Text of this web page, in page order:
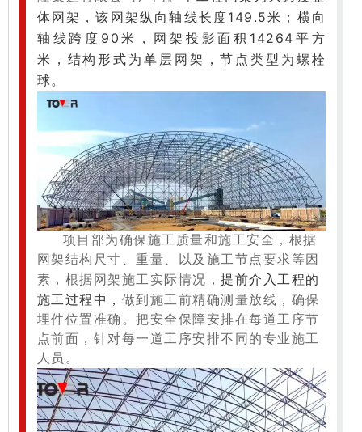
体网架，该网架纵向轴线长度149.5米； 横向
轴线跨度90米，网架投影面积14264平方
米， 结构形式为单层网架，节点类型为螺栓
球。
项目部为确保施工质量和施工安全，根据
网架结构尺寸、重量、以及施工节点要求等因
素，根据网架施工实际情况，提前介入工程的
施工过程中， 做到施工前精确测量放线，确保
埋件位置准确。把安全保障安排在每道工序节
点前面，针对每一道工序安排不同的专业施工
人员。